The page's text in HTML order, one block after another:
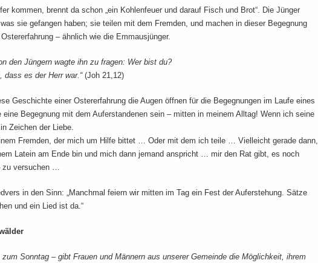
kommen, brennt da schon „ein Kohlenfeuer und darauf Fisch und Brot“. Die Jünger
sie gefangen haben; sie teilen mit dem Fremden, und machen in dieser Begegnung
– ähnlich wie die Emmausjünger.
Jüngern wagte ihn zu fragen: Wer bist du?
dass es der Herr war.“(Joh 21,12)
Geschichte einer Ostererfahrung die Augen öffnen für die Begegnungen im Laufe eines
eine Begegnung mit dem Auferstandenen sein – mitten in meinem Alltag! Wenn ich seine
Zeichen der Liebe.
Fremden, der mich um Hilfe bittet … Oder mit dem ich teile … Vielleicht gerade dann,
Latein am Ende bin und mich dann jemand anspricht … mir den Rat gibt, es noch
zu versuchen …
in den Sinn: „Manchmal feiern wir mitten im Tag ein Fest der Auferstehung. Sätze
und ein Lied ist da.“
Sonntag – gibt Frauen und Männern aus unserer Gemeinde die Möglichkeit, ihrem